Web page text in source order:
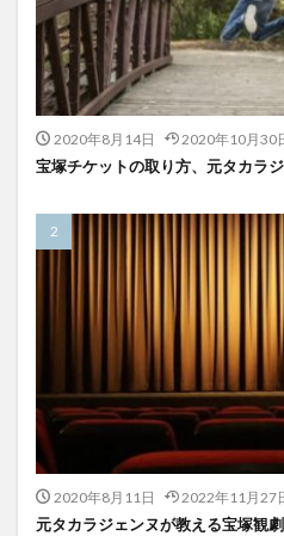
2020年8月14日 2020年10月30
宝塚チケットの取り方、元タカラ
2020年8月11日 2022年11月27
元タカラジェンヌが教える宝塚観